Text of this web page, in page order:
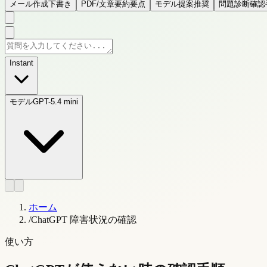
メール作成下書き PDF/文章要約要点 モデル提案推奨 問題診断確認
Instant
モデルGPT-5.4 mini
ホーム
/ChatGPT 障害状況の確認
使い方